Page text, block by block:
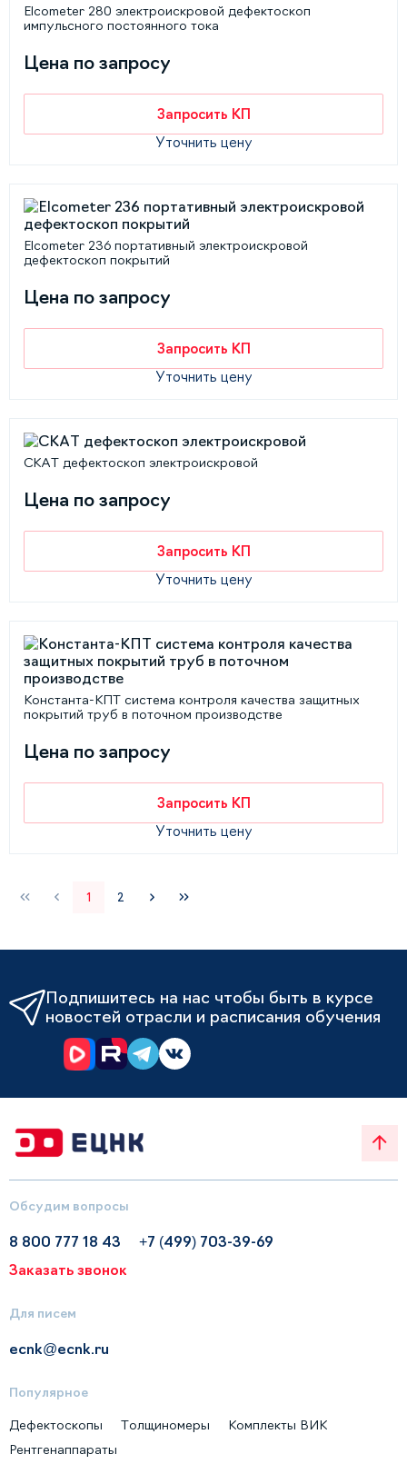
Elcometer 280 электроискровой дефектоскоп
импульсного постоянного тока
Цена по запросу
Запросить КП
Уточнить цену
Elcometer 236 портативный электроискровой
дефектоскоп покрытий
Цена по запросу
Запросить КП
Уточнить цену
СКАТ дефектоскоп электроискровой
Цена по запросу
Запросить КП
Уточнить цену
Константа-КПТ система контроля качества защитных
покрытий труб в поточном производстве
Цена по запросу
Запросить КП
Уточнить цену
1 2
Подпишитесь на нас чтобы быть в курсе
новостей отрасли и расписания обучения
Обсудим вопросы
8 800 777 18 43
+7 (499) 703-39-69
Заказать звонок
Для писем
ecnk@ecnk.ru
Популярное
Дефектоскопы Толщиномеры
Комплекты ВИК
Рентгенаппараты